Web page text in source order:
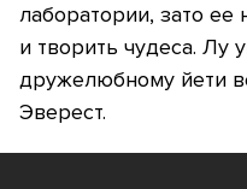
лаборатории, зато
и творить чудеса. Лу
дружелюбному йети
Эверест.